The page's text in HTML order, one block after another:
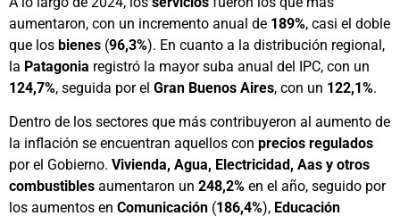
aumentaron, con un incremento anual de 189%, casi el doble
que los bienes (96,3%). En cuanto a la distribución regional,
la Patagonia registró la mayor suba anual del IPC, con un
124,7%, seguida por el Gran Buenos Aires, con un 122,1%.
Dentro de los sectores que más contribuyeron al aumento de
la inflación se encuentran aquellos con precios regulados
por el Gobierno. Vivienda, Agua, Electricidad, Aas y otros
combustibles aumentaron un 248,2% en el año, seguido por
los aumentos en Comunicación (186,4%), Educación